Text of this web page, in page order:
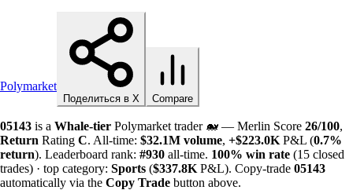
Polymarket
Поделиться в X Compare
05143 is a Whale-tier Polymarket trader 🐋 — Merlin Score 26/100,
Return Rating C. All-time: $32.1M volume, +$223.0K P&L (0.7%
return). Leaderboard rank: #930 all-time. 100% win rate (15 closed
trades) · top category: Sports ($337.8K P&L). Copy-trade 05143
automatically via the Copy Trade button above.